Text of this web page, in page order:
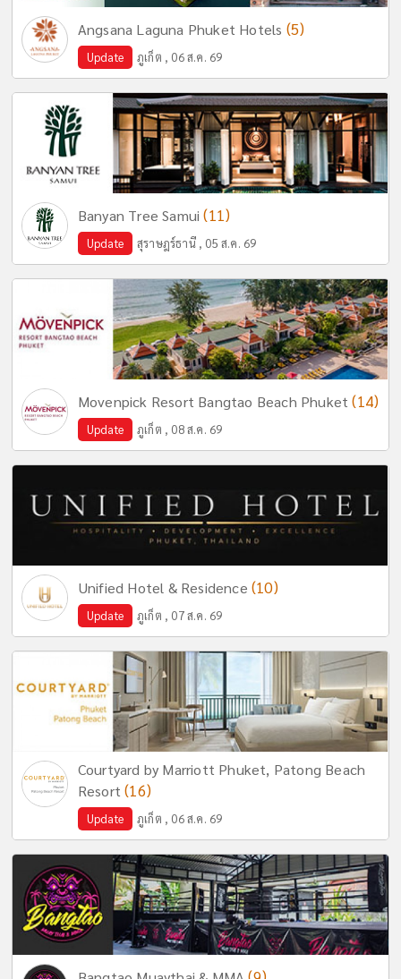
Angsana Laguna Phuket Hotels (5)
Update ภูเก็ต , 06 ส.ค. 69
Banyan Tree Samui(11)
Update สุราษฎร์ธานี , 05 ส.ค. 69
Movenpick Resort Bangtao Beach Phuket(14)
Update ภูเก็ต , 08 ส.ค. 69
Unified Hotel & Residence (10)
Update ภูเก็ต , 07 ส.ค. 69
Courtyard by Marriott Phuket, Patong Beach
Resort(16)
Update ภูเก็ต , 06 ส.ค. 69